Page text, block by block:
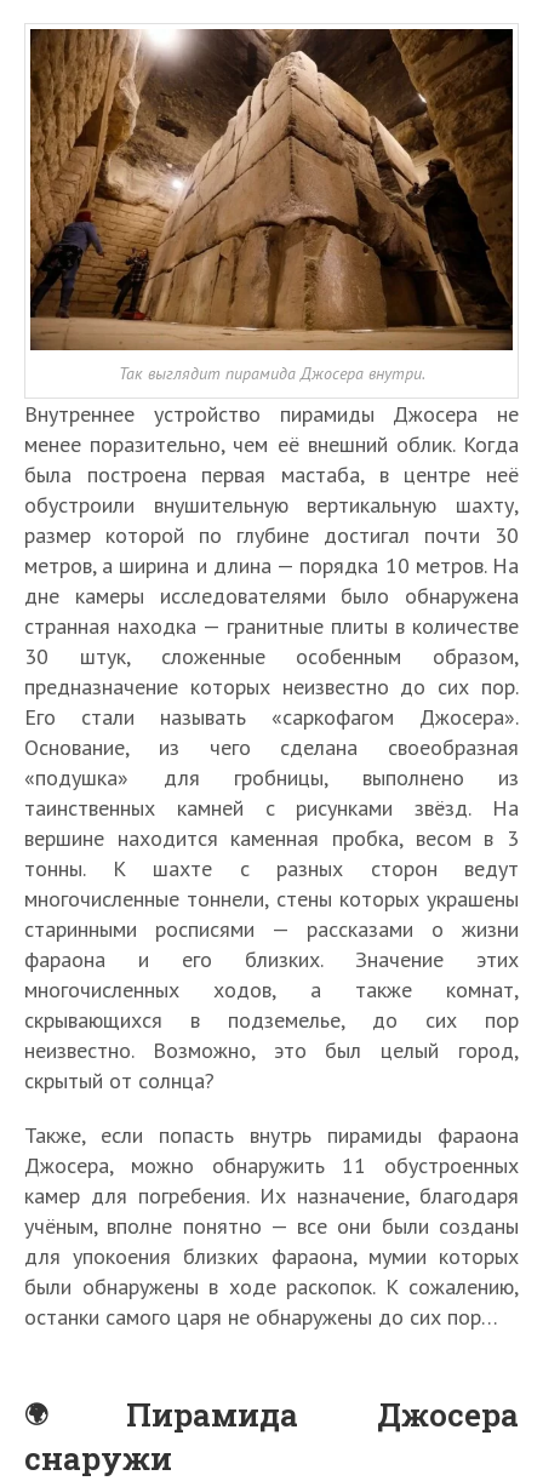
Так выглядит пирамида Джосера внутри.
Внутреннее устройство пирамиды Джосера не
менее поразительно, чем её внешний облик. Когда
была построена первая мастаба, в центре неё
обустроили внушительную вертикальную шахту,
размер которой по глубине достигал почти 30
метров, а ширина и длина — порядка 10 метров. На
дне камеры исследователями было обнаружена
странная находка — гранитные плиты в количестве
30 штук, сложенные особенным образом,
предназначение которых неизвестно до сих пор.
Его стали называть «саркофагом Джосера».
Основание, из чего сделана своеобразная
«подушка» для гробницы, выполнено из
таинственных камней с рисунками звёзд. На
вершине находится каменная пробка, весом в 3
тонны. К шахте с разных сторон ведут
многочисленные тоннели, стены которых украшены
старинными росписями — рассказами о жизни
фараона и его близких. Значение этих
многочисленных ходов, а также комнат,
скрывающихся в подземелье, до сих пор
неизвестно. Возможно, это был целый город,
скрытый от солнца?
Также, если попасть внутрь пирамиды фараона
Джосера, можно обнаружить 11 обустроенных
камер для погребения. Их назначение, благодаря
учёным, вполне понятно — все они были созданы
для упокоения близких фараона, мумии которых
были обнаружены в ходе раскопок. К сожалению,
останки самого царя не обнаружены до сих пор…
Пирамида Джосера
снаружи